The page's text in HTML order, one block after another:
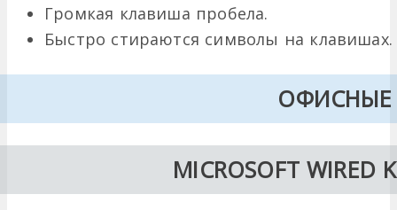
Громкая клавиша пробела.
Быстро стираются символы на клавишах.
ОФИСНЫЕ
MICROSOFT WIRED